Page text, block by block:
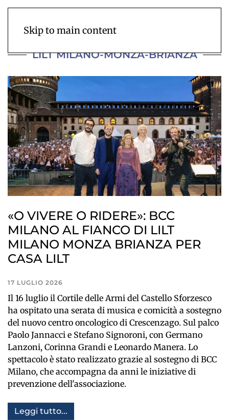
Skip to main content
LILT MILANO-MONZA-BRIANZA
«O VIVERE O RIDERE»: BCC
MILANO AL FIANCO DI LILT
MILANO MONZA BRIANZA PER
CASA LILT
17 LUGLIO 2026
Il 16 luglio il Cortile delle Armi del Castello Sforzesco
ha ospitato una serata di musica e comicità a sostegno
del nuovo centro oncologico di Crescenzago. Sul palco
Paolo Jannacci e Stefano Signoroni, con Germano
Lanzoni, Corinna Grandi e Leonardo Manera. Lo
spettacolo è stato realizzato grazie al sostegno di BCC
Milano, che accompagna da anni le iniziative di
prevenzione dell'associazione.
Leggi tutto...